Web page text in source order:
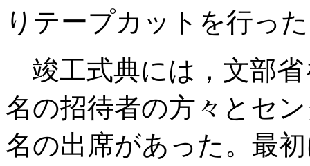
りテープカットを行っ
竣工式典には，文部省
名の招待者の方々とセ
名の出席があった。最